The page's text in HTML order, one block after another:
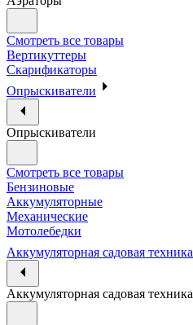
Смотреть все товары
Вертикуттеры
Скарификаторы
Опрыскиватели
Опрыскиватели
Смотреть все товары
Бензиновые
Аккумуляторные
Механические
Мотолебедки
Аккумуляторная садовая техника
Аккумуляторная садовая техника